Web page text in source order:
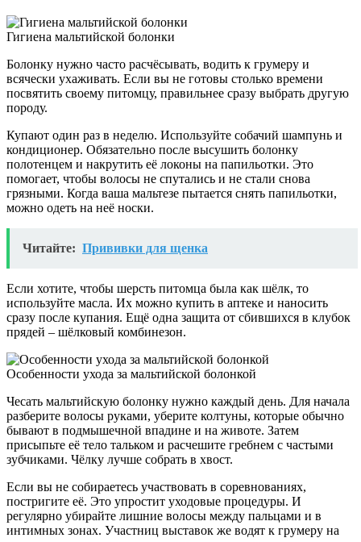
Гигиена мальтийской болонки
Болонку нужно часто расчёсывать, водить к грумеру и
всячески ухаживать. Если вы не готовы столько времени
посвятить своему питомцу, правильнее сразу выбрать другую
породу.
Купают один раз в неделю. Используйте собачий шампунь и
кондиционер. Обязательно после высушить болонку
полотенцем и накрутить её локоны на папильотки. Это
помогает, чтобы волосы не спутались и не стали снова
грязными. Когда ваша мальтезе пытается снять папильотки,
можно одеть на неё носки.
Читайте: Прививки для щенка
Если хотите, чтобы шерсть питомца была как шёлк, то
используйте масла. Их можно купить в аптеке и наносить
сразу после купания. Ещё одна защита от сбившихся в клубок
прядей – шёлковый комбинезон.
Особенности ухода за мальтийской болонкой
Чесать мальтийскую болонку нужно каждый день. Для начала
разберите волосы руками, уберите колтуны, которые обычно
бывают в подмышечной впадине и на животе. Затем
присыпьте её тело тальком и расчешите гребнем с частыми
зубчиками. Чёлку лучше собрать в хвост.
Если вы не собираетесь участвовать в соревнованиях,
постригите её. Это упростит уходовые процедуры. И
регулярно убирайте лишние волосы между пальцами и в
интимных зонах. Участниц выставок же водят к грумеру на